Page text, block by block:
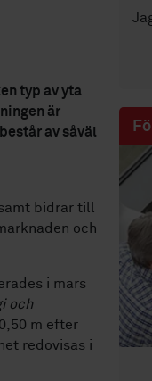
typ av yta
är
av såväl
bidrar till
och
i mars
och
m efter
redovisas i